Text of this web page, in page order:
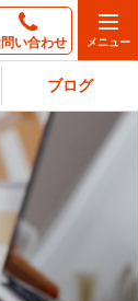
い合わせ
ブログ